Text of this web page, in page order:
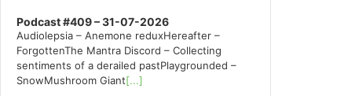
Podcast #409 – 31-07-2026
Audiolepsia – Anemone reduxHereafter –
ForgottenThe Mantra Discord – Collecting
sentiments of a derailed pastPlaygrounded –
SnowMushroom Giant[...]